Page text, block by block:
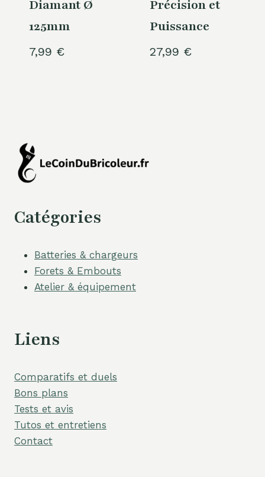
Diamant Ø
125mm
7,99 €
Précision et
Puissance
27,99 €
Catégories
Batteries & chargeurs
Forets & Embouts
Atelier & équipement
Liens
Comparatifs et duels
Bons plans
Tests et avis
Tutos et entretiens
Contact